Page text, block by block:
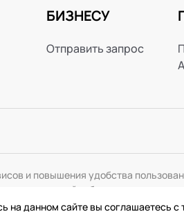
БИЗНЕСУ
Отправить запрос
и повышения удобства
настройки браузера.
на данном сайте вы соглашаетесь с